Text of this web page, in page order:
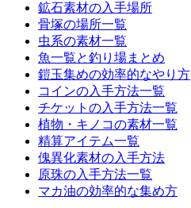
鉱石素材の入手場所
骨塚の場所一覧
虫系の素材一覧
魚一覧と釣り場まとめ
鎧玉集めの効率的なやり方
コインの入手方法一覧
チケットの入手方法一覧
植物・キノコの素材一覧
精算アイテム一覧
傀異化素材の入手方法
原珠の入手方法一覧
マカ油の効率的な集め方